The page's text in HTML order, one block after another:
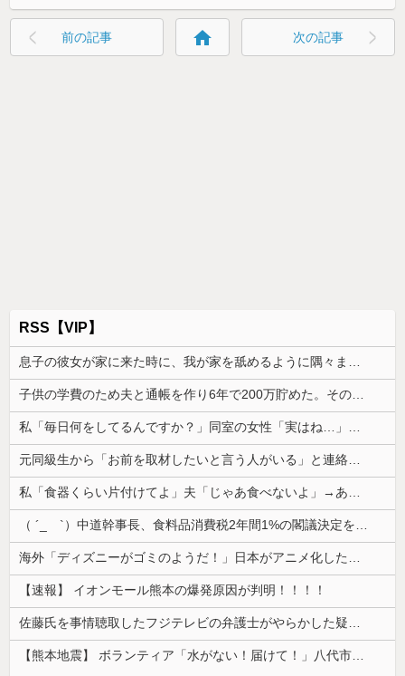
前の記事 home 次の記事
RSS【VIP】
【速報】 イオンモール熊本の爆発原因が判明！！！！